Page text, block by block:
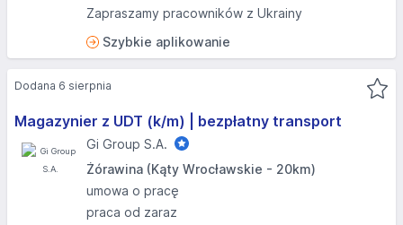
Zapraszamy pracowników z Ukrainy
Szybkie aplikowanie
Magazynier z UDT (k/m) | bezpłatny transport
Gi Group S.A.
Żórawina (Kąty Wrocławskie - 20km)
umowa o pracę
praca od zaraz
Dodana 6 sierpnia